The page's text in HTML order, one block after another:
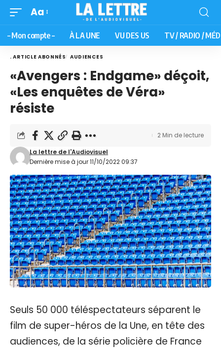
Aa
– Mon compte – À LA UNE VU DES US TV / RADIO /
. ARTICLE ABONNÉS AUDIENCES
«Avengers : Endgame» déçoit,
«Les enquêtes de Véra»
résiste
Dernière mise à jour 11/10/2022 09:37
La lettre de l'Audiovisuel
2 Min de lecture
Seuls 50 000 téléspectateurs séparent le
film de super-héros de la Une, en tête des
audiences, de la série policière de France